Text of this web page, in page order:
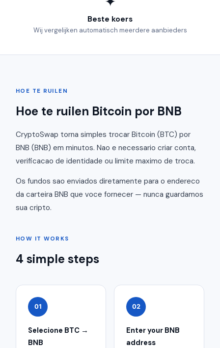
Beste koers
Wij vergelijken automatisch meerdere aanbieders
HOE TE RUILEN
Hoe te ruilen Bitcoin por BNB
CryptoSwap torna simples trocar Bitcoin (BTC) por
BNB (BNB) em minutos. Nao e necessario criar conta,
verificacao de identidade ou limite maximo de troca.
Os fundos sao enviados diretamente para o endereco
da carteira BNB que voce fornecer — nunca guardamos
sua cripto.
HOW IT WORKS
4 simple steps
01
Selecione BTC →
BNB
02
Enter your BNB
address